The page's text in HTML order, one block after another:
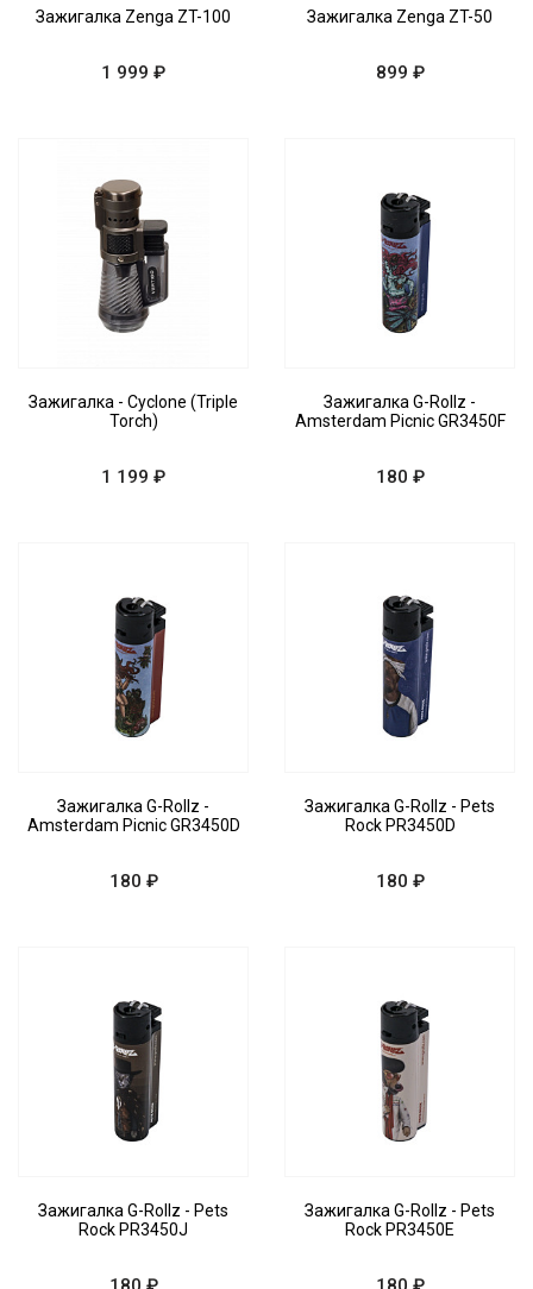
Зажигалка Zenga ZT-100
1 999 ₽
Зажигалка Zenga ZT-50
899 ₽
Зажигалка - Cyclone (Triple
Torch)
1 199 ₽
Зажигалка G-Rollz -
Amsterdam Picnic GR3450F
180 ₽
Зажигалка G-Rollz -
Amsterdam Picnic GR3450D
180 ₽
Зажигалка G-Rollz - Pets
Rock PR3450D
180 ₽
Зажигалка G-Rollz - Pets
Rock PR3450J
Зажигалка G-Rollz - Pets
Rock PR3450E